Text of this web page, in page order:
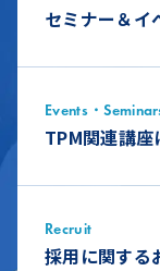
セミナー＆イ
Events・
TPM関連講
Recruit
採用に関する